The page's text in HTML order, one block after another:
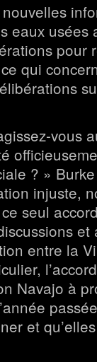
eaux usées
pour
qui
vous
? »
injuste,
seul
et
entre la
Navajo à
et